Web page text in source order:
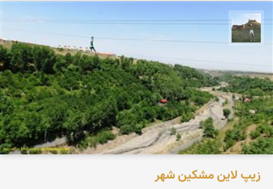
زیپ لاین مشکین شهر